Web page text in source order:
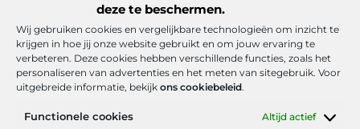
deze te beschermen.
Wij gebruiken cookies en vergelijkbare technologieën om inzicht te
krijgen in hoe jij onze website gebruikt en om jouw ervaring te
verbeteren. Deze cookies hebben verschillende functies, zoals het
personaliseren van advertenties en het meten van sitegebruik. Voor
uitgebreide informatie, bekijk ons cookiebeleid.
Functionele cookies Altijd actief